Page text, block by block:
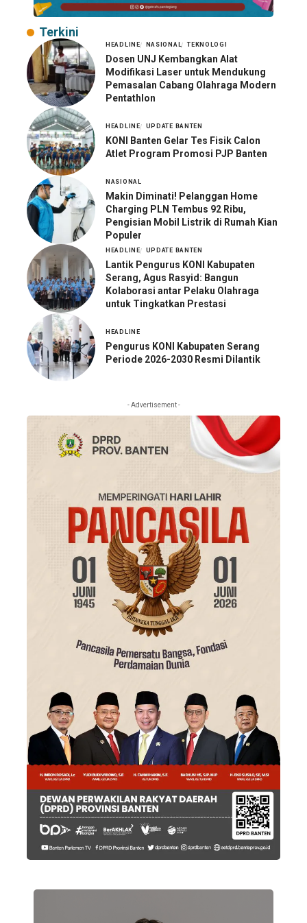
Terkini
HEADLINE NASIONAL TEKNOLOGI
Dosen UNJ Kembangkan Alat
Modifikasi Laser untuk Mendukung
Pemasalan Cabang Olahraga Modern
Pentathlon
HEADLINE UPDATE BANTEN
KONI Banten Gelar Tes Fisik Calon
Atlet Program Promosi PJP Banten
NASIONAL
Makin Diminati! Pelanggan Home
Charging PLN Tembus 92 Ribu,
Pengisian Mobil Listrik di Rumah Kian
Populer
HEADLINE UPDATE BANTEN
Lantik Pengurus KONI Kabupaten
Serang, Agus Rasyid: Bangun
Kolaborasi antar Pelaku Olahraga
untuk Tingkatkan Prestasi
HEADLINE
Pengurus KONI Kabupaten Serang
Periode 2026-2030 Resmi Dilantik
- Advertisement -